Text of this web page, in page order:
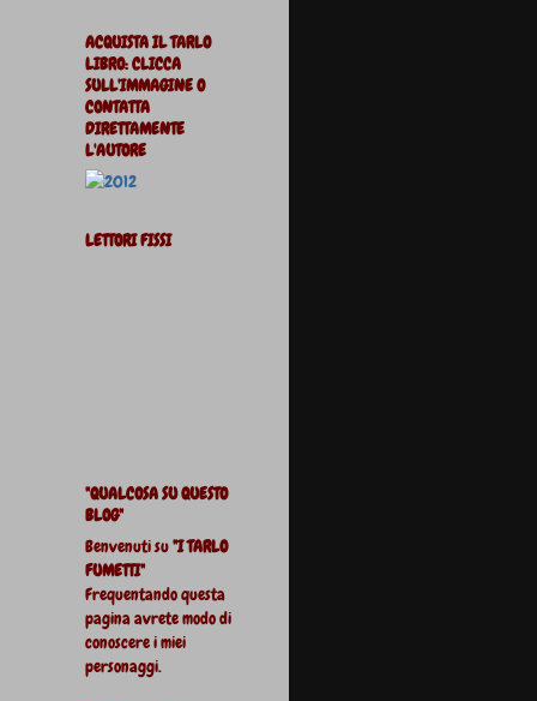
ACQUISTA IL TARLO
LIBRO: CLICCA
SULL'IMMAGINE O
CONTATTA
DIRETTAMENTE
L'AUTORE
LETTORI FISSI
"QUALCOSA SU QUESTO
BLOG"
Benvenuti su"I TARLO
FUMETTI"
Frequentando questa
pagina avrete modo di
conoscere i miei
personaggi.